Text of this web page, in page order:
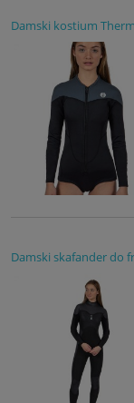
Damski kostium
Damski skafander do